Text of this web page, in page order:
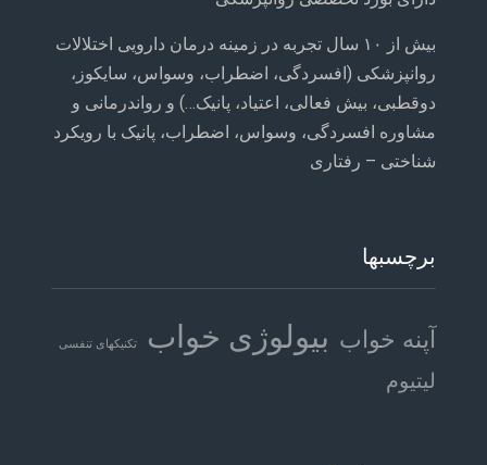
بیش از ۱۰ سال تجربه در زمینه درمان دارویی اختلالات
روانپزشکی (افسردگی، اضطراب، وسواس، سایکوز،
دوقطبی، بیش فعالی، اعتیاد، پانیک…) و رواندرمانی و
مشاوره افسردگی، وسواس، اضطراب، پانیک با رویکرد
شناختی – رفتاری
برچسبها
آپنه خواب بیولوژی خواب تکنیکهای تنفسی
لیتیوم